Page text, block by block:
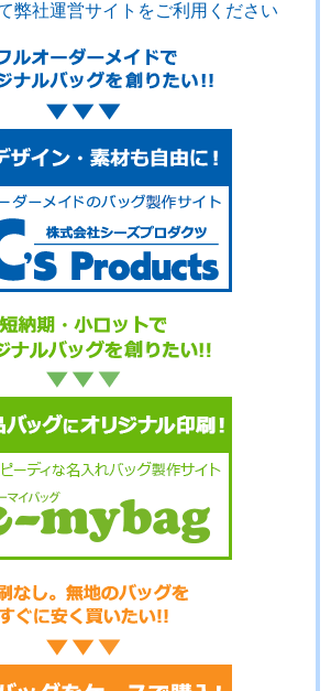
弊社運営サイトをご利用ください